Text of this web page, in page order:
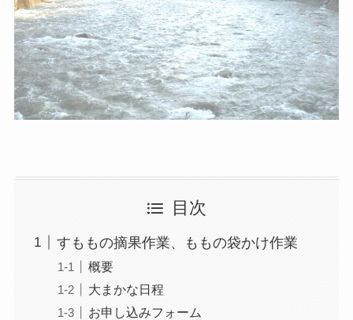
目次
すももの摘果作業、ももの袋かけ作業
概要
大まかな日程
お申し込みフォーム